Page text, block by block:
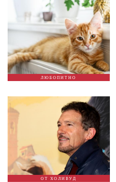
ЛЮБОПИТНО
ОТ ХОЛИВУД